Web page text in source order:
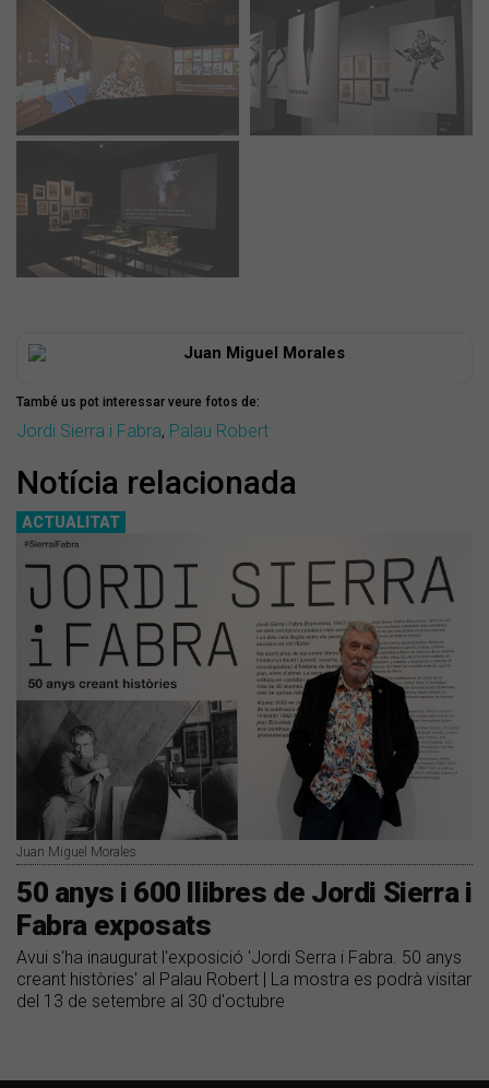
Juan Miguel Morales
També us pot interessar veure fotos de:
Jordi Sierra i Fabra, Palau Robert
Notícia relacionada
ACTUALITAT
Juan Miguel Morales
50 anys i 600 llibres de Jordi Sierra i
Fabra exposats
Avui s'ha inaugurat l'exposició 'Jordi Serra i Fabra. 50 anys
creant històries' al Palau Robert | La mostra es podrà visitar
del 13 de setembre al 30 d'octubre